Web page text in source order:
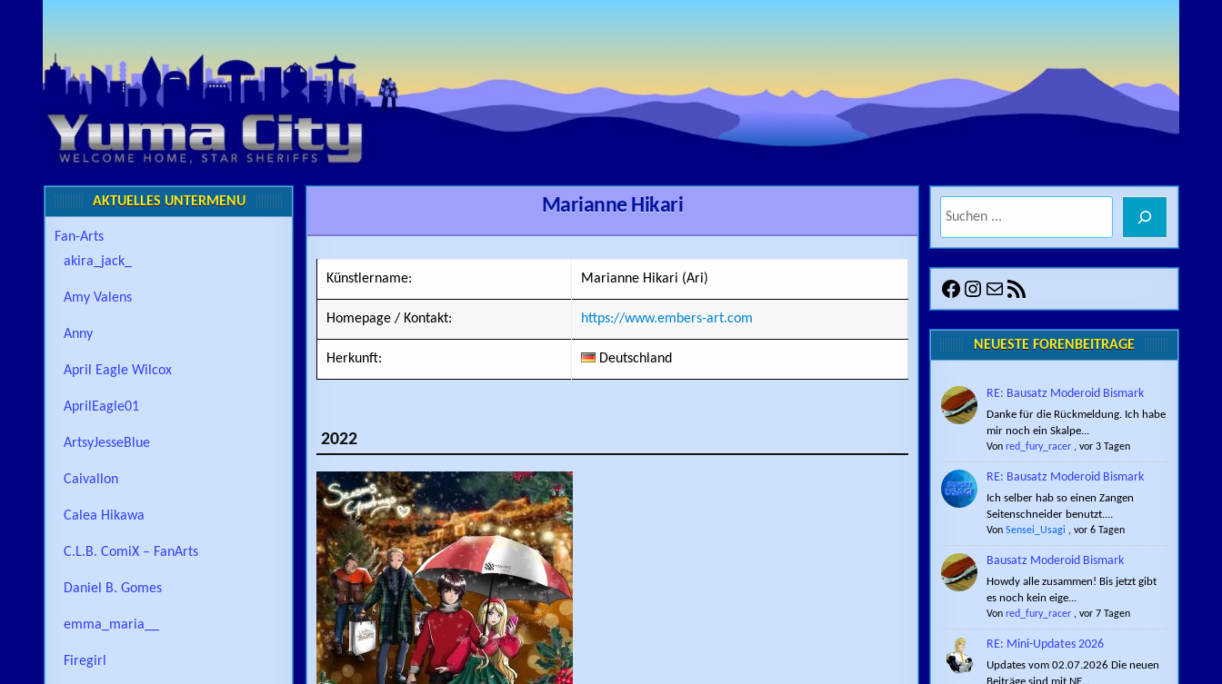
Marianne Hikari
Künstlername: Marianne Hikari (Ari)
Homepage / Kontakt: https://www.embers-art.com
Herkunft: Deutschland
2022
AKTUELLES UNTERMENÜ
Fan-Arts
akira_jack_
Amy Valens
Anny
April Eagle Wilcox
AprilEagle01
ArtsyJesseBlue
Caivallon
Calea Hikawa
C.L.B. ComiX – FanArts
Daniel B. Gomes
emma_maria__
Firegirl
Facebook
Instagram
E-MailRSS-Feed
NEUESTE FORENBEITRÄGE
RE: Bausatz Moderoid Bismark
Danke für die Rückmeldung. Ich habe
mir noch ein Skalpe...
Von red_fury_racer, vor 3 Tagen
RE: Bausatz Moderoid Bismark
Ich selber hab so einen Zangen
Seitenschneider benutzt....
Von Sensei_Usagi , vor 6 Tagen
Bausatz Moderoid Bismark
Howdy alle zusammen! Bis jetzt gibt
es noch kein eige...
Von red_fury_racer, vor 7 Tagen
RE: Mini-Updates 2026
Updates vom 02.07.2026 Die neuen
Beiträge sind mit NE...